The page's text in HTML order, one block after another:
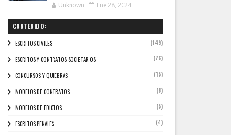
Unknown Ene 28, 2024
CONTENIDO:
ESCRITOS CIVILES (149)
ESCRITOS Y CONTRATOS SOCIETARIOS (76)
CONCURSOS Y QUIEBRAS (15)
MODELOS DE CONTRATOS (8)
MODELOS DE EDICTOS (5)
ESCRITOS PENALES (4)